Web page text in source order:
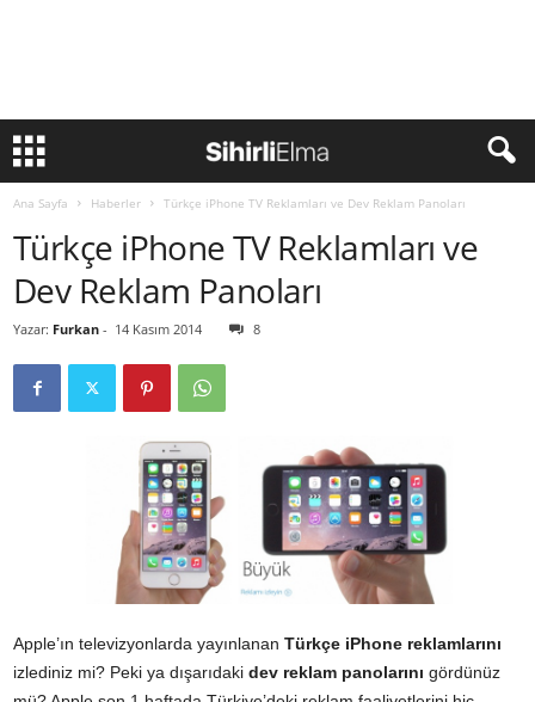
Ana Sayfa Haberler Türkçe iPhone TV Reklamları ve Dev Reklam Panoları
Türkçe iPhone TV Reklamları ve
Dev Reklam Panoları
Yazar: Furkan - 14 Kasım 2014 8
Apple’ın televizyonlarda yayınlanan Türkçe iPhone reklamlarını
izlediniz mi? Peki ya dışarıdaki dev reklam panolarını gördünüz